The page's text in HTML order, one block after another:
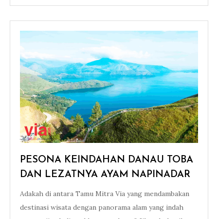
PESONA KEINDAHAN DANAU TOBA
DAN LEZATNYA AYAM NAPINADAR
Adakah di antara Tamu Mitra Via yang mendambakan
destinasi wisata dengan panorama alam yang indah